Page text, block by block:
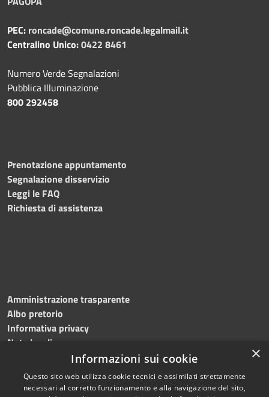
PEC: roncade@comune.roncade.legalmail.it
Centralino Unico:0422 8461
Numero Verde Segnalazioni
Pubblica Illuminazione
800 292458
Prenotazione appuntamento
Segnalazione disservizio
Leggi le FAQ
Richiesta di assistenza
Amministrazione trasparente
Albo pretorio
Informativa privacy
Note legali
Dichiarazione di accessibilità
×
Informazioni sui cookie
Questo sito web utilizza cookie tecnici e assimilati strettamente
necessari al corretto funzionamento e alla navigazione del sito,